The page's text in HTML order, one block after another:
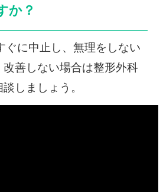
か？
ぐに中止し、無理をしない
改善しない場合は整形外科
しましょう。